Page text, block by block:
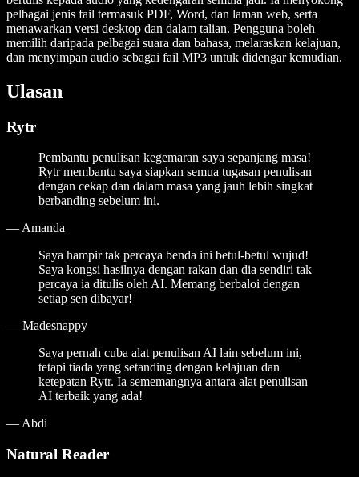
pelbagai jenis fail termasuk PDF, Word, dan laman web, serta
menawarkan versi desktop dan dalam talian. Pengguna boleh
memilih daripada pelbagai suara dan bahasa, melaraskan kelajuan,
dan menyimpan audio sebagai fail MP3 untuk didengar kemudian.
Ulasan
Rytr
Pembantu penulisan kegemaran saya sepanjang masa!
Rytr membantu saya siapkan semua tugasan penulisan
dengan cekap dan dalam masa yang jauh lebih singkat
berbanding sebelum ini.
— Amanda
Saya hampir tak percaya benda ini betul-betul wujud!
Saya kongsi hasilnya dengan rakan dan dia sendiri tak
percaya ia ditulis oleh AI. Memang berbaloi dengan
setiap sen dibayar!
— Madesnappy
Saya pernah cuba alat penulisan AI lain sebelum ini,
tetapi tiada yang setanding dengan kelajuan dan
ketepatan Rytr. Ia sememangnya antara alat penulisan
AI terbaik yang ada!
— Abdi
Natural Reader